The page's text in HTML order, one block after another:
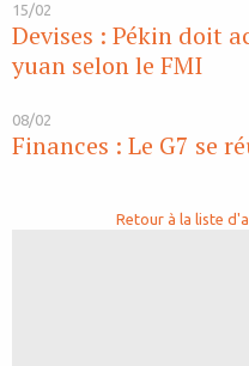
15/02
Devises : Pékin doit
yuan selon le FMI
08/02
Finances : Le G7 se
Retour à la liste